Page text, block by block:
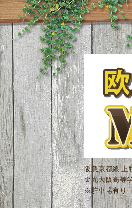
阪急京都線 上
金光大阪高等
※駐車場有り